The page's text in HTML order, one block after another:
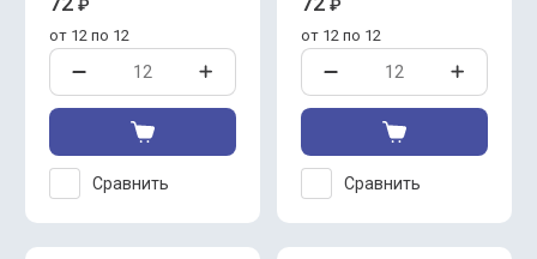
₽
от 12 по 12
Сравнить
₽
от 12 по 12
Сравнить